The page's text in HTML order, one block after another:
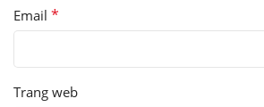
Email *
Trang web